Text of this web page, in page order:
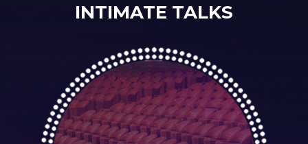
INTIMATE TALKS